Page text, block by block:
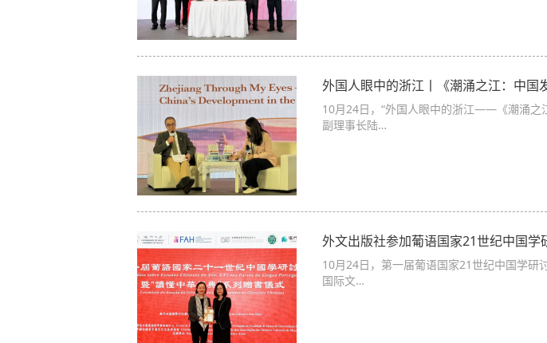
外国人眼中的浙江丨《潮涌之江：中国
10月24日，“外国人眼中的浙江——《潮涌之
副理事长陆…
外文出版社参加葡语国家21世纪中国学
10月24日，第一届葡语国家21世纪中国学研
国际文…